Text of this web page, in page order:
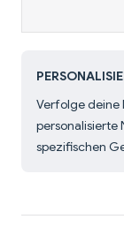
Verfolge deine
personalisierte
spezifischen